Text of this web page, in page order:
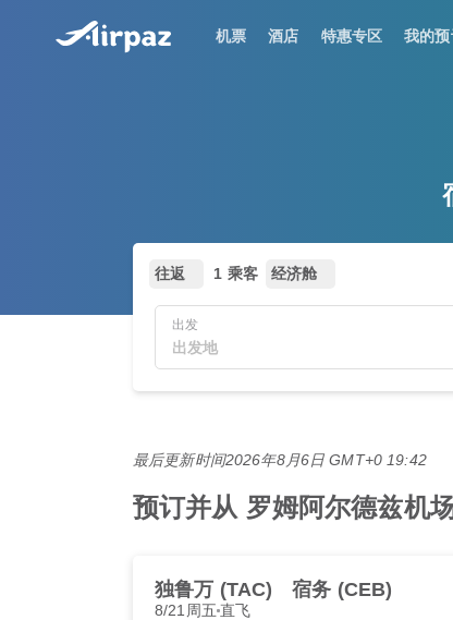
机票 酒店 特惠专区 我的
往返 1 乘客 经济舱
出发
最后更新时间2026年8月6日 GMT+0 19:42
预订并从 罗姆阿尔德兹机
独鲁万 (TAC) 宿务 (CEB)
8/21周五 直飞